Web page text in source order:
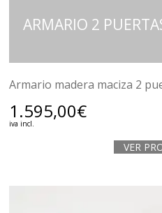
ARMARIO 2
Armario madera maciza 2
1.595,00€
iva incl.
VER